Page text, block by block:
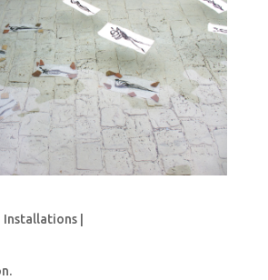
| Installations |